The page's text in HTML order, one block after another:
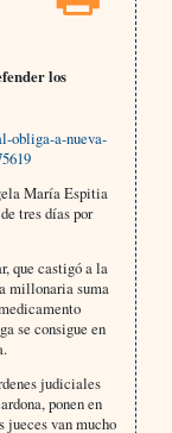
los
obliga-a-nueva-
María Espitia
tres días por
que castigó a la
millonaria suma
se consigue en
judiciales
ponen en
jueces van mucho